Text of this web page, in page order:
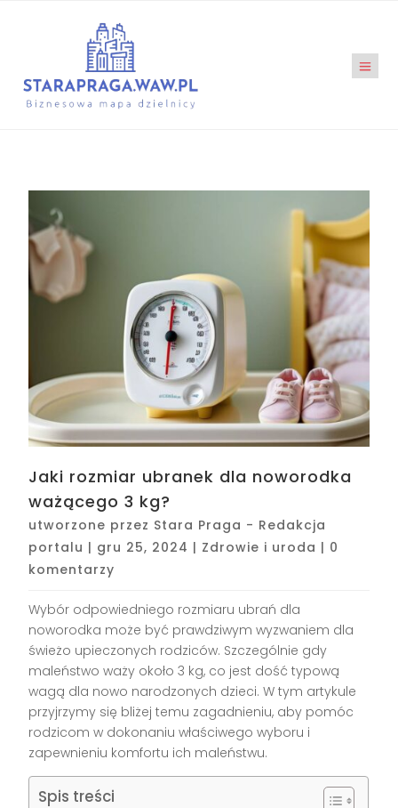
Jaki rozmiar ubranek dla noworodka
ważącego 3 kg?
utworzone przez Stara Praga - Redakcja
portalu | gru 25, 2024 | Zdrowie i uroda | 0
komentarzy
Wybór odpowiedniego rozmiaru ubrań dla
noworodka może być prawdziwym wyzwaniem dla
świeżo upieczonych rodziców. Szczególnie gdy
maleństwo waży około 3 kg, co jest dość typową
wagą dla nowo narodzonych dzieci. W tym artykule
przyjrzymy się bliżej temu zagadnieniu, aby pomóc
rodzicom w dokonaniu właściwego wyboru i
zapewnieniu komfortu ich maleństwu.
Spis treści